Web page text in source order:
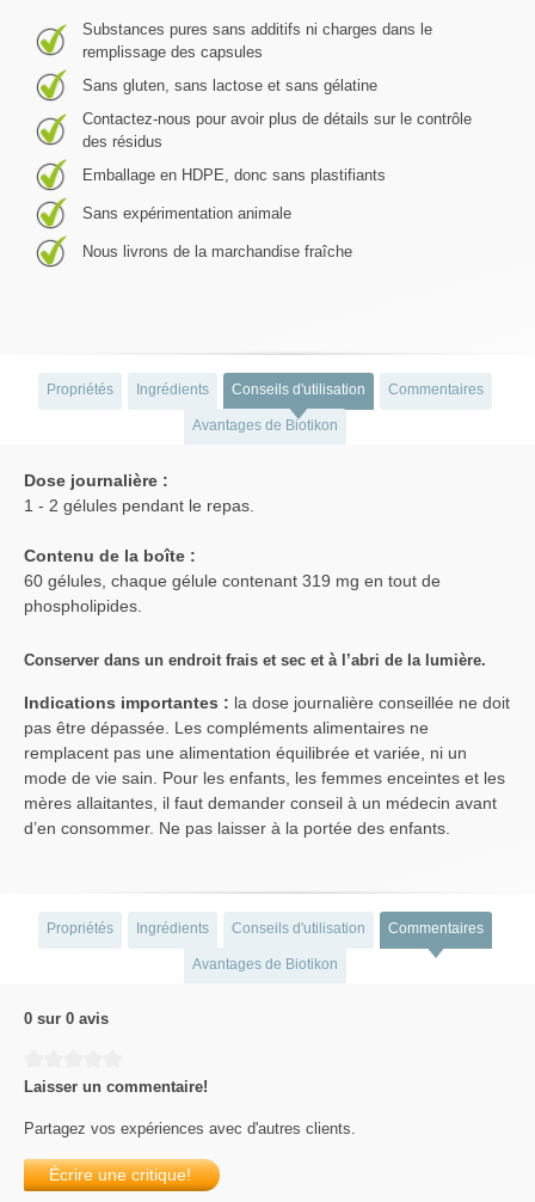
Substances pures sans additifs ni charges dans le
remplissage des capsules
Sans gluten, sans lactose et sans gélatine
Contactez-nous pour avoir plus de détails sur le contrôle
des résidus
Emballage en HDPE, donc sans plastifiants
Sans expérimentation animale
Nous livrons de la marchandise fraîche
Propriétés Ingrédients Conseils d'utilisation Commentaires
Avantages de Biotikon
Dose journalière :
1 - 2 gélules pendant le repas.
Contenu de la boîte :
60 gélules, chaque gélule contenant 319 mg en tout de
phospholipides.
Conserver dans un endroit frais et sec et à l’abri de la lumière.
Indications importantes : la dose journalière conseillée ne doit
pas être dépassée. Les compléments alimentaires ne
remplacent pas une alimentation équilibrée et variée, ni un
mode de vie sain. Pour les enfants, les femmes enceintes et les
mères allaitantes, il faut demander conseil à un médecin avant
d’en consommer. Ne pas laisser à la portée des enfants.
Propriétés Ingrédients Conseils d'utilisation Commentaires
Avantages de Biotikon
0 sur 0 avis
Laisser un commentaire!
Partagez vos expériences avec d'autres clients.
Écrire une critique!